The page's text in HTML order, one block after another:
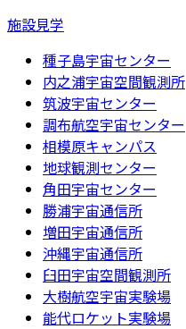
施設見学
種子島宇宙センター
内之浦宇宙空間観測所
筑波宇宙センター
調布航空宇宙センター
相模原キャンパス
地球観測センター
角田宇宙センター
勝浦宇宙通信所
増田宇宙通信所
沖縄宇宙通信所
臼田宇宙空間観測所
大樹航空宇宙実験場
能代ロケット実験場